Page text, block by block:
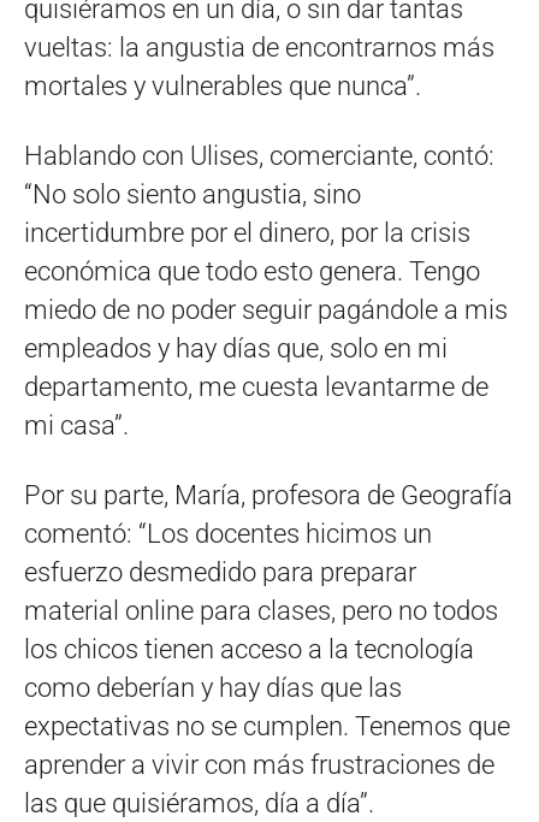
quisiéramos en un día, o sin dar tantas
vueltas: la angustia de encontrarnos más
mortales y vulnerables que nunca”.
Hablando con Ulises, comerciante, contó:
“No solo siento angustia, sino
incertidumbre por el dinero, por la crisis
económica que todo esto genera. Tengo
miedo de no poder seguir pagándole a mis
empleados y hay días que, solo en mi
departamento, me cuesta levantarme de
mi casa”.
Por su parte, María, profesora de Geografía
comentó: “Los docentes hicimos un
esfuerzo desmedido para preparar
material online para clases, pero no todos
los chicos tienen acceso a la tecnología
como deberían y hay días que las
expectativas no se cumplen. Tenemos que
aprender a vivir con más frustraciones de
las que quisiéramos, día a día”.